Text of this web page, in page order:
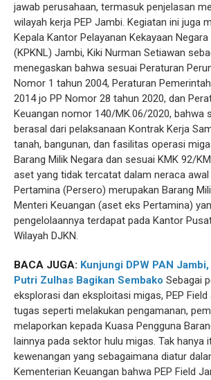
jawab perusahaan, termasuk penjelasan
wilayah kerja PEP Jambi. Kegiatan ini juga
Kepala Kantor Pelayanan Kekayaan Negara
(KPKNL) Jambi, Kiki Nurman Setiawan
menegaskan bahwa sesuai Peraturan
Nomor 1 tahun 2004, Peraturan
2014 jo PP Nomor 28 tahun 2020, dan
Keuangan nomor 140/MK.06/2020, bahwa
berasal dari pelaksanaan Kontrak Kerja
tanah, bangunan, dan fasilitas operasi
Barang Milik Negara dan sesuai KMK 92/
aset yang tidak tercatat dalam neraca
Pertamina (Persero) merupakan Barang
Menteri Keuangan (aset eks Pertamina)
pengelolaannya terdapat pada Kantor
Wilayah DJKN.
BACA JUGA: Kunjungi DPW PAN
Putri Zulhas Bagikan Sembako Sebagai
eksplorasi dan eksploitasi migas, PEP
tugas seperti melakukan pengamanan,
melaporkan kepada Kuasa Pengguna
lainnya pada sektor hulu migas. Tak hanya
kewenangan yang sebagaimana diatur
Kementerian Keuangan bahwa PEP Field